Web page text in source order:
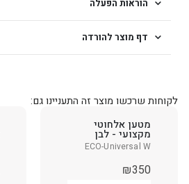
הוראות הפעלה
דף מוצר להורדה
לקוחות שרכשו מוצר זה התעניינו גם:
מטען אלחוטי
מקצועי - לבן
ECO-Universal W
₪350